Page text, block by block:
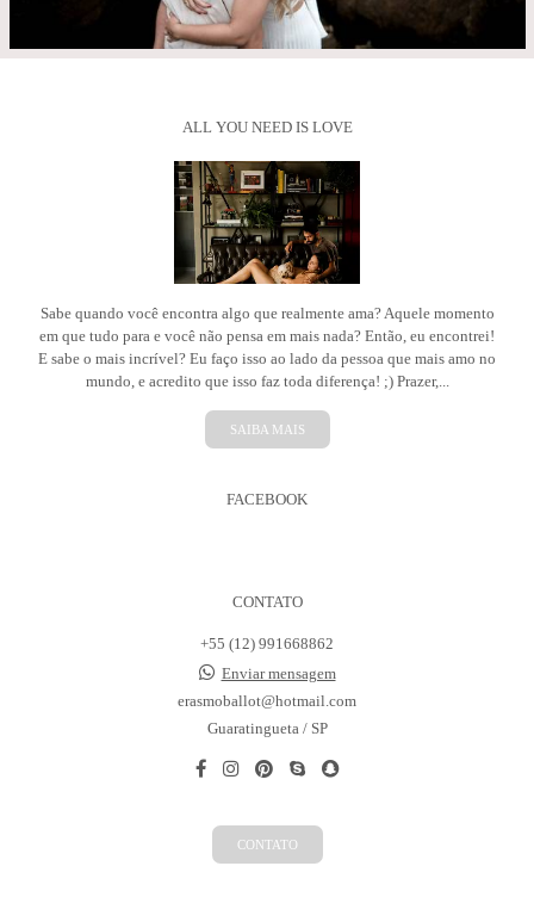
ALL YOU NEED IS LOVE
Sabe quando você encontra algo que realmente ama? Aquele momento
em que tudo para e você não pensa em mais nada? Então, eu encontrei!
E sabe o mais incrível? Eu faço isso ao lado da pessoa que mais amo no
mundo, e acredito que isso faz toda diferença! ;) Prazer,...
SAIBA MAIS
FACEBOOK
CONTATO
+55 (12) 991668862
Enviar mensagem
erasmoballot@hotmail.com
Guaratingueta / SP
CONTATO